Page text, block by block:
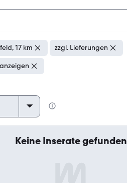
17 km zzgl. Lieferungen
Keine Inserate gefunden